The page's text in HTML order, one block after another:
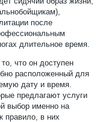
после
длительное время.
что он доступен
расположенный для
дату и время.
предлагают услуги
выбор именно на
правило, в них